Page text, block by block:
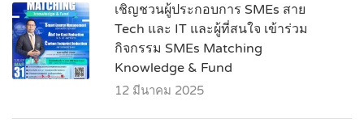
เชิญชวนผู้ประกอบการ SMEs สาย
Tech และ IT และผู้ที่สนใจ เข้าร่วม
กิจกรรม SMEs Matching
Knowledge & Fund
12 มีนาคม 2025